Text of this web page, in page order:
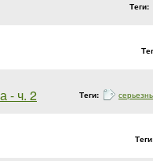
Теги:
- ч. 2 Теги: